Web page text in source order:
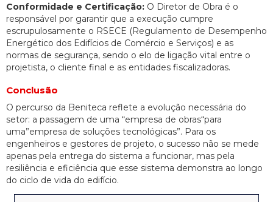
Conformidade e Certificação: O Diretor de Obra é o
responsável por garantir que a execução cumpre
escrupulosamente o RSECE (Regulamento de Desempenho
Energético dos Edifícios de Comércio e Serviços) e as
normas de segurança, sendo o elo de ligação vital entre o
projetista, o cliente final e as entidades fiscalizadoras.
Conclusão
O percurso da Beniteca reflete a evolução necessária do
setor: a passagem de uma “empresa de obras“para
uma”empresa de soluções tecnológicas”. Para os
engenheiros e gestores de projeto, o sucesso não se mede
apenas pela entrega do sistema a funcionar, mas pela
resiliência e eficiência que esse sistema demonstra ao longo
do ciclo de vida do edifício.